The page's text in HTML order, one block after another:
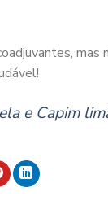
mas
e Capim